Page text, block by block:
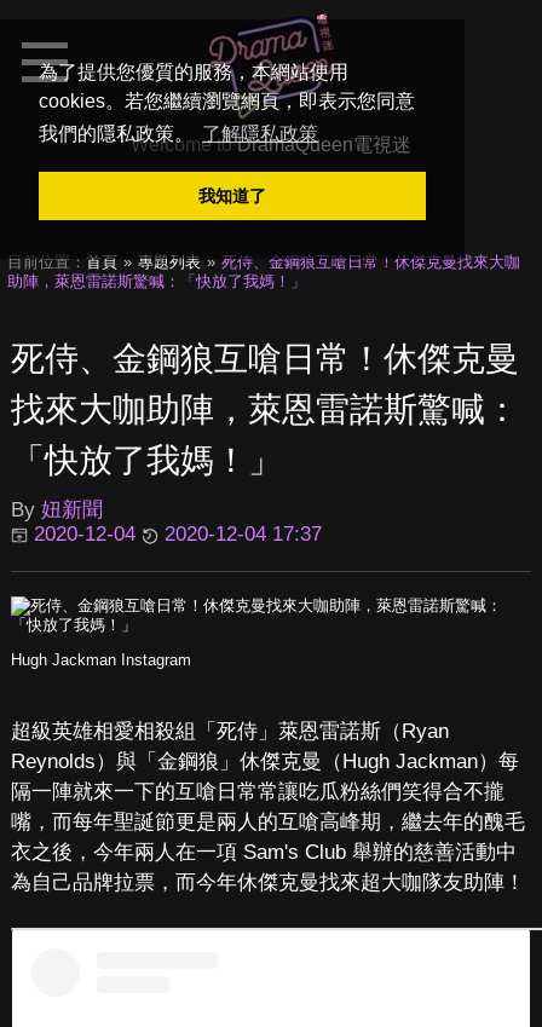
為了提供您優質的服務，本網站使用
cookies。若您繼續瀏覽網頁，即表示您同意
我們的隱私政策。
了解隱私政策
我知道了
Welcome toDramaQueen電視迷
目前位置： 首頁 專題列表
死侍、金鋼狼互嗆日常！休傑克曼找來大咖
助陣，萊恩雷諾斯驚喊：「快放了我媽！」
死侍、金鋼狼互嗆日常！休傑克曼
找來大咖助陣，萊恩雷諾斯驚喊：
「快放了我媽！」
By 妞新聞
2020-12-04
2020-12-04 17:37
Hugh Jackman Instagram
超級英雄相愛相殺組「死侍」萊恩雷諾斯（Ryan
Reynolds）與「金鋼狼」休傑克曼（Hugh Jackman）每
隔一陣就來一下的互嗆日常常讓吃瓜粉絲們笑得合不攏
嘴，而每年聖誕節更是兩人的互嗆高峰期，繼去年的醜毛
衣之後，今年兩人在一項 Sam's Club 舉辦的慈善活動中
為自己品牌拉票，而今年休傑克曼找來超大咖隊友助陣！